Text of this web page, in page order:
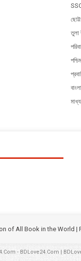
তুলা
of All Book in the World |
- BDLove24.Com |